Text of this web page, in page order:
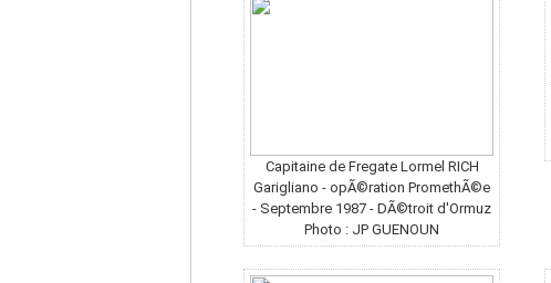
Capitaine de Fregate Lormel RICH
Garigliano - opÃ©ration PromethÃ©e
- Septembre 1987 - DÃ©troit d'Ormuz
Photo : JP GUENOUN